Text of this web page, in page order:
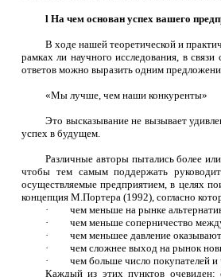
l На чем основан успех вашего
В ходе нашей теоретической и
рамках ли научного исследования, в
ответов можно выразить одним
«Мы лучше, чем наши конкуренты»
Это высказывание не вызывает
успех в будущем.
Различные авторы пытались более
чтобы тем самым поддержать
осуществляемые предприятием, в целях
концепция М.Портера (1992), согласно
·
чем меньше на рынке
·
чем меньше соперничество
·
чем меньшее давление
·
чем сложнее выход на рынок
·
чем больше число покупателей
Каждый из этих пунктов очевиден: